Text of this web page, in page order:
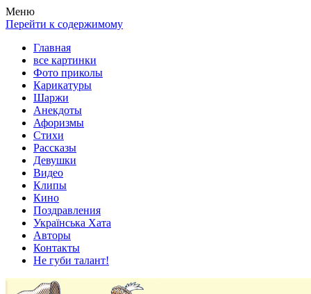
Весела хата — прикольные картинки, смешные истории,
клипы!
Покажем всем ваши фото приколы, карикатуры, шаржи, стихи,
рассказы, видео и песни!
Меню
Перейти к содержимому
Главная
все картинки
Фото приколы
Карикатуры
Шаржи
Анекдоты
Афоризмы
Стихи
Рассказы
Девушки
Видео
Клипы
Кино
Поздравления
Українська Хата
Авторы
Контакты
Не губи талант!